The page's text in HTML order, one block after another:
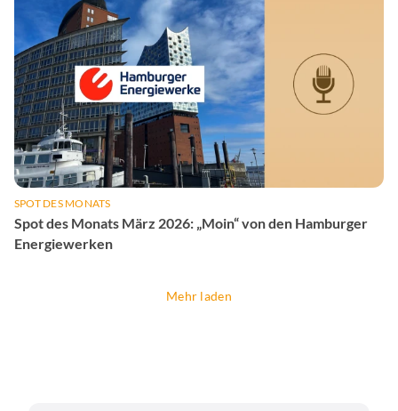
SPOT DES MONATS
Spot des Monats März 2026: „Moin“ von den Hamburger
Energiewerken
Mehr laden